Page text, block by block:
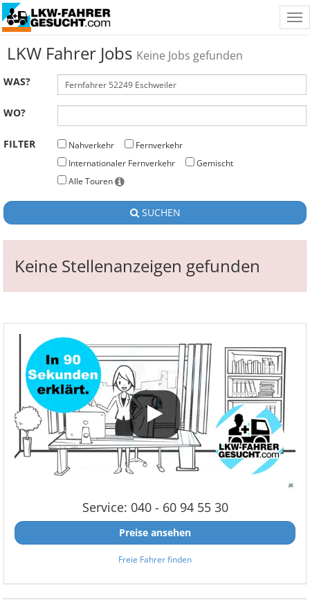
LKW Fahrer Jobs Keine Jobs gefunden
WAS?
WO?
FILTER Nahverkehr
Fernverkehr
Internationaler Fernverkehr
Gemischt
Alle Touren
SUCHEN
Keine Stellenanzeigen gefunden
Service: 040 - 60 94 55 30
Preise ansehen
Freie Fahrer finden